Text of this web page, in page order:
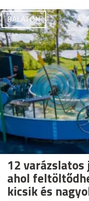
BALATON
12
ahol
kicsik és